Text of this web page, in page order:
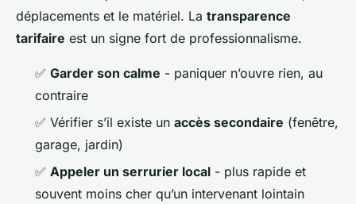
déplacements et le matériel. La transparence
tarifaire est un signe fort de professionnalisme.
✅ Garder son calme - paniquer n’ouvre rien, au
contraire
✅ Vérifier s’il existe un accès secondaire (fenêtre,
garage, jardin)
✅ Appeler un serrurier local - plus rapide et
souvent moins cher qu’un intervenant lointain